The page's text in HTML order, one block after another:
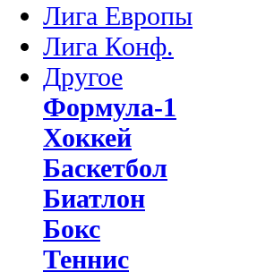
Лига Европы
Лига Конф.
Другое
Формула-1
Хоккей
Баскетбол
Биатлон
Бокс
Теннис